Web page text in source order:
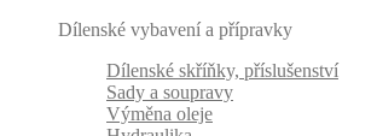
Dílenské vybavení a přípravky
Dílenské skříňky, příslušenství
Sady a soupravy
Výměna oleje